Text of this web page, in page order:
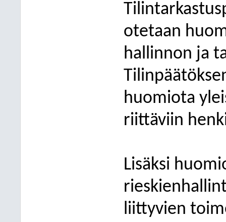
otetaan
hallinnon ja
huomiota
riittäviin
Lisäksi
liittyvien